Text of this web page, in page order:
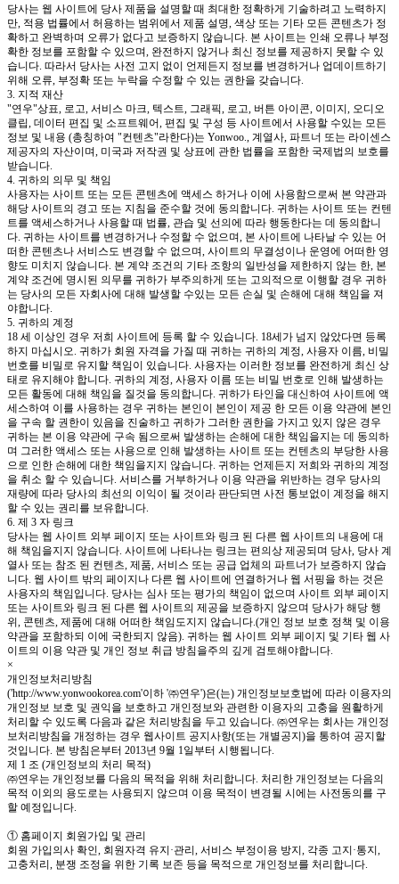
당사는 웹 사이트에 당사 제품을 설명할 때 최대한 정확하게 기술하려고 노력하지
만, 적용 법률에서 허용하는 범위에서 제품 설명, 색상 또는 기타 모든 콘텐츠가 정
확하고 완벽하며 오류가 없다고 보증하지 않습니다. 본 사이트는 인쇄 오류나 부정
확한 정보를 포함할 수 있으며, 완전하지 않거나 최신 정보를 제공하지 못할 수 있
습니다. 따라서 당사는 사전 고지 없이 언제든지 정보를 변경하거나 업데이트하기
위해 오류, 부정확 또는 누락을 수정할 수 있는 권한을 갖습니다.
3. 지적 재산
"연우"상표, 로고, 서비스 마크, 텍스트, 그래픽, 로고, 버튼 아이콘, 이미지, 오디오
클립, 데이터 편집 및 소프트웨어, 편집 및 구성 등 사이트에서 사용할 수있는 모든
정보 및 내용 (총칭하여 "컨텐츠"라한다)는 Yonwoo., 계열사, 파트너 또는 라이센스
제공자의 자산이며, 미국과 저작권 및 상표에 관한 법률을 포함한 국제법의 보호를
받습니다.
4. 귀하의 의무 및 책임
사용자는 사이트 또는 모든 콘텐츠에 액세스 하거나 이에 사용함으로써 본 약관과
해당 사이트의 경고 또는 지침을 준수할 것에 동의합니다. 귀하는 사이트 또는 컨텐
트를 액세스하거나 사용할 때 법률, 관습 및 선의에 따라 행동한다는 데 동의합니
다. 귀하는 사이트를 변경하거나 수정할 수 없으며, 본 사이트에 나타날 수 있는 어
떠한 콘텐츠나 서비스도 변경할 수 없으며, 사이트의 무결성이나 운영에 어떠한 영
향도 미치지 않습니다. 본 계약 조건의 기타 조항의 일반성을 제한하지 않는 한, 본
계약 조건에 명시된 의무를 귀하가 부주의하게 또는 고의적으로 이행할 경우 귀하
는 당사의 모든 자회사에 대해 발생할 수있는 모든 손실 및 손해에 대해 책임을 져
야합니다.
5. 귀하의 계정
18 세 이상인 경우 저희 사이트에 등록 할 수 있습니다. 18세가 넘지 않았다면 등록
하지 마십시오. 귀하가 회원 자격을 가질 때 귀하는 귀하의 계정, 사용자 이름, 비밀
번호를 비밀로 유지할 책임이 있습니다. 사용자는 이러한 정보를 완전하게 최신 상
태로 유지해야 합니다. 귀하의 계정, 사용자 이름 또는 비밀 번호로 인해 발생하는
모든 활동에 대해 책임을 질것을 동의합니다. 귀하가 타인을 대신하여 사이트에 액
세스하여 이를 사용하는 경우 귀하는 본인이 본인이 제공 한 모든 이용 약관에 본인
을 구속 할 권한이 있음을 진술하고 귀하가 그러한 권한을 가지고 있지 않은 경우
귀하는 본 이용 약관에 구속 됨으로써 발생하는 손해에 대한 책임을지는 데 동의하
며 그러한 액세스 또는 사용으로 인해 발생하는 사이트 또는 컨텐츠의 부당한 사용
으로 인한 손해에 대한 책임을지지 않습니다. 귀하는 언제든지 저희와 귀하의 계정
을 취소 할 수 있습니다. 서비스를 거부하거나 이용 약관을 위반하는 경우 당사의
재량에 따라 당사의 최선의 이익이 될 것이라 판단되면 사전 통보없이 계정을 해지
할 수 있는 권리를 보유합니다.
6. 제 3 자 링크
당사는 웹 사이트 외부 페이지 또는 사이트와 링크 된 다른 웹 사이트의 내용에 대
해 책임을지지 않습니다. 사이트에 나타나는 링크는 편의상 제공되며 당사, 당사 계
열사 또는 참조 된 컨텐츠, 제품, 서비스 또는 공급 업체의 파트너가 보증하지 않습
니다. 웹 사이트 밖의 페이지나 다른 웹 사이트에 연결하거나 웹 서핑을 하는 것은
사용자의 책임입니다. 당사는 심사 또는 평가의 책임이 없으며 사이트 외부 페이지
또는 사이트와 링크 된 다른 웹 사이트의 제공을 보증하지 않으며 당사가 해당 행
위, 콘텐츠, 제품에 대해 어떠한 책임도지지 않습니다.(개인 정보 보호 정책 및 이용
약관을 포함하되 이에 국한되지 않음). 귀하는 웹 사이트 외부 페이지 및 기타 웹 사
이트의 이용 약관 및 개인 정보 취급 방침을주의 깊게 검토해야합니다.
×
개인정보처리방침
('http://www.yonwookorea.com'이하 '㈜연우')은(는) 개인정보보호법에 따라 이용자의
개인정보 보호 및 권익을 보호하고 개인정보와 관련한 이용자의 고충을 원활하게
처리할 수 있도록 다음과 같은 처리방침을 두고 있습니다. ㈜연우는 회사는 개인정
보처리방침을 개정하는 경우 웹사이트 공지사항(또는 개별공지)을 통하여 공지할
것입니다. 본 방침은부터 2013년 9월 1일부터 시행됩니다.
제 1 조 (개인정보의 처리 목적)
㈜연우는 개인정보를 다음의 목적을 위해 처리합니다. 처리한 개인정보는 다음의
목적 이외의 용도로는 사용되지 않으며 이용 목적이 변경될 시에는 사전동의를 구
할 예정입니다.
① 홈페이지 회원가입 및 관리
회원 가입의사 확인, 회원자격 유지·관리, 서비스 부정이용 방지, 각종 고지·통지,
고충처리, 분쟁 조정을 위한 기록 보존 등을 목적으로 개인정보를 처리합니다.